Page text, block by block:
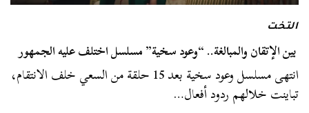
التخت
بين الإتقان والمبالغة.. “وعود سخية” مسلسل اختلف عليه الجمهور
انتهى مسلسل وعود سخية بعد 15 حلقة من السعي خلف الانتقام،
تباينت خلالهم ردود أفعال…